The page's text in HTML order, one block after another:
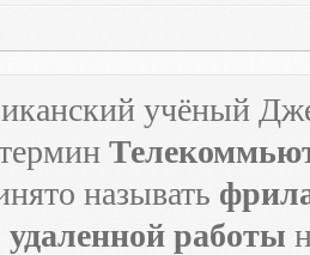
учёный
называть
удаленной работы